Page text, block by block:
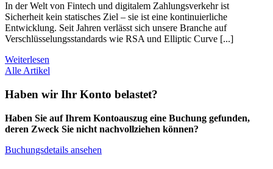
In der Welt von Fintech und digitalem Zahlungsverkehr ist
Sicherheit kein statisches Ziel – sie ist eine kontinuierliche
Entwicklung. Seit Jahren verlässt sich unsere Branche auf
Verschlüsselungsstandards wie RSA und Elliptic Curve [...]
Weiterlesen
Alle Artikel
Haben wir Ihr Konto belastet?
Haben Sie auf Ihrem Kontoauszug eine Buchung gefunden,
deren Zweck Sie nicht nachvollziehen können?
Buchungsdetails ansehen